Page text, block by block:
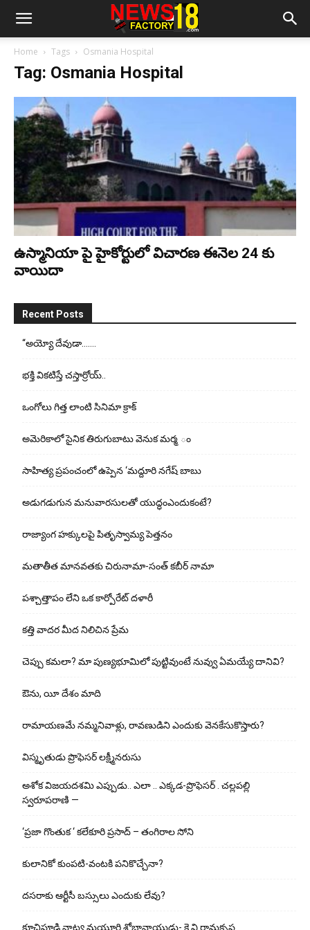
Home Tags Osmania Hospital
Tag: Osmania Hospital
ఉస్మానియా పై హైకోర్టులో విచారణ ఈనెల 24 కు
వాయిదా
Recent Posts
“అయ్యో దేవుడా…….
భ‌క్తి విక‌టిస్తే చ‌స్తార్రోయ్‌..
ఒంగోలు గిత్త లాంటి సినిమా క్రాక్
అమెరికాలో సైనిక తిరుగుబాటు వెనుక మర్మ ం
సాహిత్య ప్రపంచంలో ఉప్పెన ‘మద్దూరి నగేష్ బాబు
అడుగ‌డుగున మ‌నువార‌సుల‌తో యుద్ధంఎందుకంటే?
రాజ్యాంగ హక్కులపై పితృస్వామ్య పెత్తనం
మతాతీత మానవతకు చిరునామా-సంత్ కబీర్ నామా
పశ్చాత్తాపం లేని ఒక కార్పోరేట్ దళారీ
కత్తి వాదర మీద నిలిచిన ప్రేమ
చెప్పు క‌మ‌లా? మా పుణ్యభూమిలో పుట్టివుంటే నువ్వు ఏమయ్యే దానివి?
ఔను, యీ దేశం మాది
రామాయణమే నమ్మనివాళ్లు, రావణుడిని ఎందుకు వెనకేసుకొస్తారు?
విస్మృతుడు ప్రొఫెసర్ లక్ష్మీనరుసు
అశోక విజ‌య‌ద‌శ‌మి ఎప్పుడు.. ఎలా .. ఎక్క‌డ‌-ప్రొఫెసర్ . చల్లపల్లి
స్వరూపరాణి —
‘ప్రజా గొంతుక ‘ కలేకూరి ప్రసాద్ – తంగిరాల సోని
కులానికో కుంప‌టి-వంట‌కి ప‌నికొచ్చేనా?
ద‌స‌రాకు ఆర్టీసీ బ‌స్సులు ఎందుకు లేవు?
కూచిపూడి నాట్య మ‌యూరి శోభానాయుడు- కె.వి.రామకృష్ణ